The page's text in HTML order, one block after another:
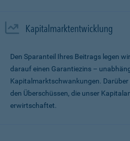
Kapitalmarktentwicklung
Den Sparanteil Ihres Beitrags legen
darauf einen Garantiezins –
Kapitalmarktschwankungen. Darüber
den Überschüssen, die unser
erwirtschaftet.